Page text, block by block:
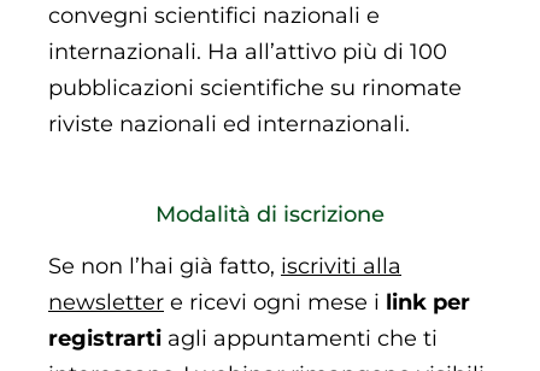
convegni scientifici nazionali e
internazionali. Ha all’attivo più di 100
pubblicazioni scientifiche su rinomate
riviste nazionali ed internazionali.
Modalità di iscrizione
Se non l’hai già fatto, iscriviti alla
newsletter e ricevi ogni mese i link per
registrarti agli appuntamenti che ti